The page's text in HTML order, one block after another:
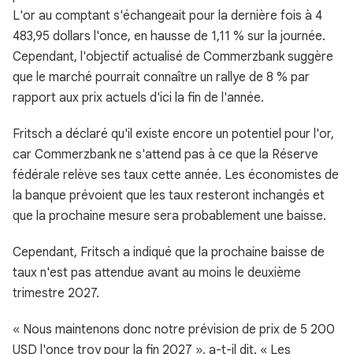
L'or au comptant s'échangeait pour la dernière fois à 4
483,95 dollars l'once, en hausse de 1,11 % sur la journée.
Cependant, l'objectif actualisé de Commerzbank suggère
que le marché pourrait connaître un rallye de 8 % par
rapport aux prix actuels d'ici la fin de l'année.
Fritsch a déclaré qu'il existe encore un potentiel pour l'or,
car Commerzbank ne s'attend pas à ce que la Réserve
fédérale relève ses taux cette année. Les économistes de
la banque prévoient que les taux resteront inchangés et
que la prochaine mesure sera probablement une baisse.
Cependant, Fritsch a indiqué que la prochaine baisse de
taux n'est pas attendue avant au moins le deuxième
trimestre 2027.
« Nous maintenons donc notre prévision de prix de 5 200
USD l'once troy pour la fin 2027 », a-t-il dit. « Les